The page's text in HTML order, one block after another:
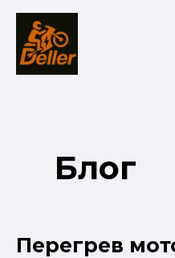
содержимому
Блог
Перегрев